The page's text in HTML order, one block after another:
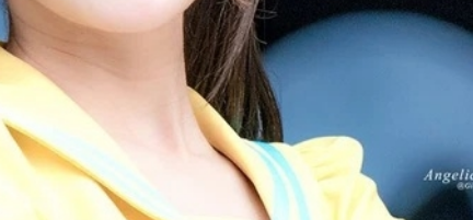
ĐĂNG NHẬP
FACEBOOK GOOGLE